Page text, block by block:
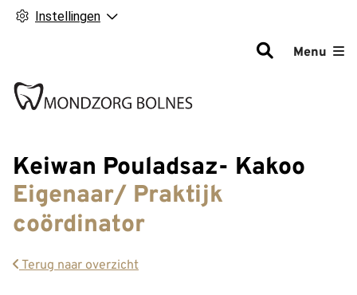
Instellingen
Menu
Keiwan Pouladsaz- Kakoo
Eigenaar/ Praktijk
coördinator
Terug naar overzicht